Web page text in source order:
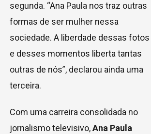
segunda. “Ana Paula nos traz outras
formas de ser mulher nessa
sociedade. A liberdade dessas fotos
e desses momentos liberta tantas
outras de nós”, declarou ainda uma
terceira.
Com uma carreira consolidada no
jornalismo televisivo,Ana Paula